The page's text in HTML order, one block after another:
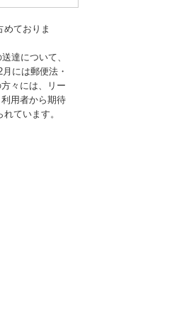
ておりま
達について、
には郵便法・
々には、リー
用者から期待
ています。